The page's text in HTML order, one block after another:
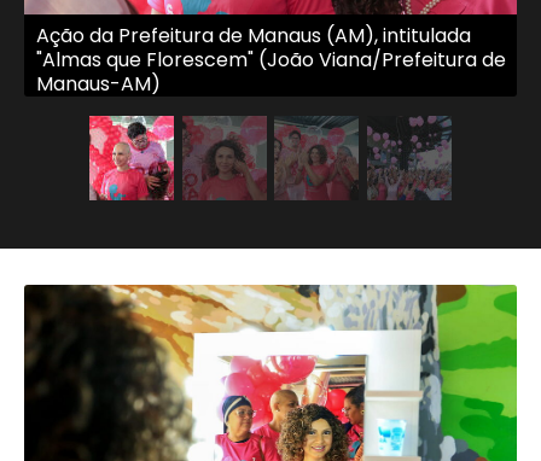
Ação da Prefeitura de Manaus (AM), intitulada
"Almas que Florescem" (João Viana/Prefeitura de
Manaus-AM)